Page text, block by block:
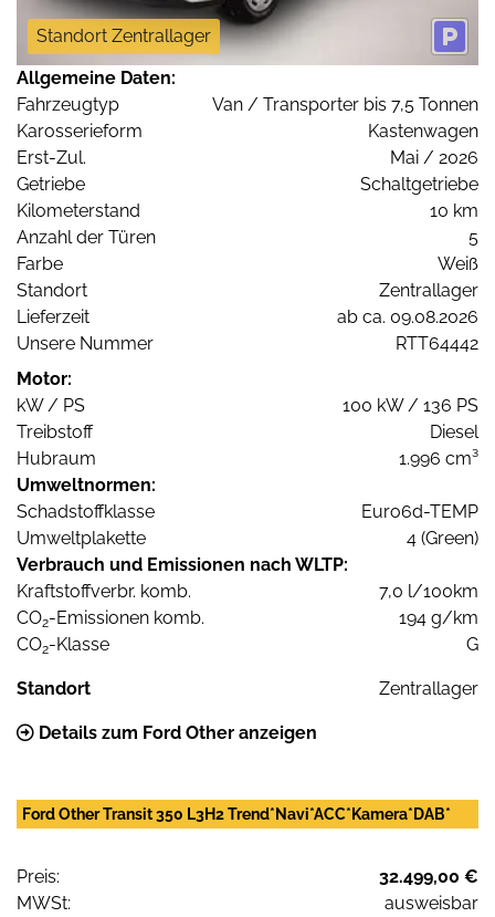
Standort Zentrallager
Allgemeine Daten:
Fahrzeugtyp
Van / Transporter bis 7,5 Tonnen
Karosserieform
Kastenwagen
Erst-Zul.
Mai / 2026
Getriebe
Schaltgetriebe
Kilometerstand
10 km
Anzahl der Türen
5
Farbe
Weiß
Standort
Zentrallager
Lieferzeit
ab ca. 09.08.2026
Unsere Nummer
RTT64442
Motor:
kW / PS
100 kW / 136 PS
Treibstoff
Diesel
Hubraum
1.996 cm³
Umweltnormen:
Schadstoffklasse
Euro6d-TEMP
Umweltplakette
4 (Green)
Verbrauch und Emissionen nach WLTP:
Kraftstoffverbr. komb.
7,0 l/100km
CO2-Emissionen komb.
194 g/km
CO2-Klasse G
Standort Zentrallager
Details zum Ford Other anzeigen
Ford Other Transit 350 L3H2 Trend*Navi*ACC*Kamera*DAB*
Preis:
32.499,00 €
MWSt:
ausweisbar